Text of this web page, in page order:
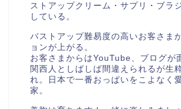
ストアップクリーム・サプリ・ブラ
している。
バストアップ難易度の高いお客さま
ョンが上がる。
お客さまからはYouTube、ブログが
関西人としばしば間違えられるが生
れ。日本で一番おっぱいをこよなく
家。